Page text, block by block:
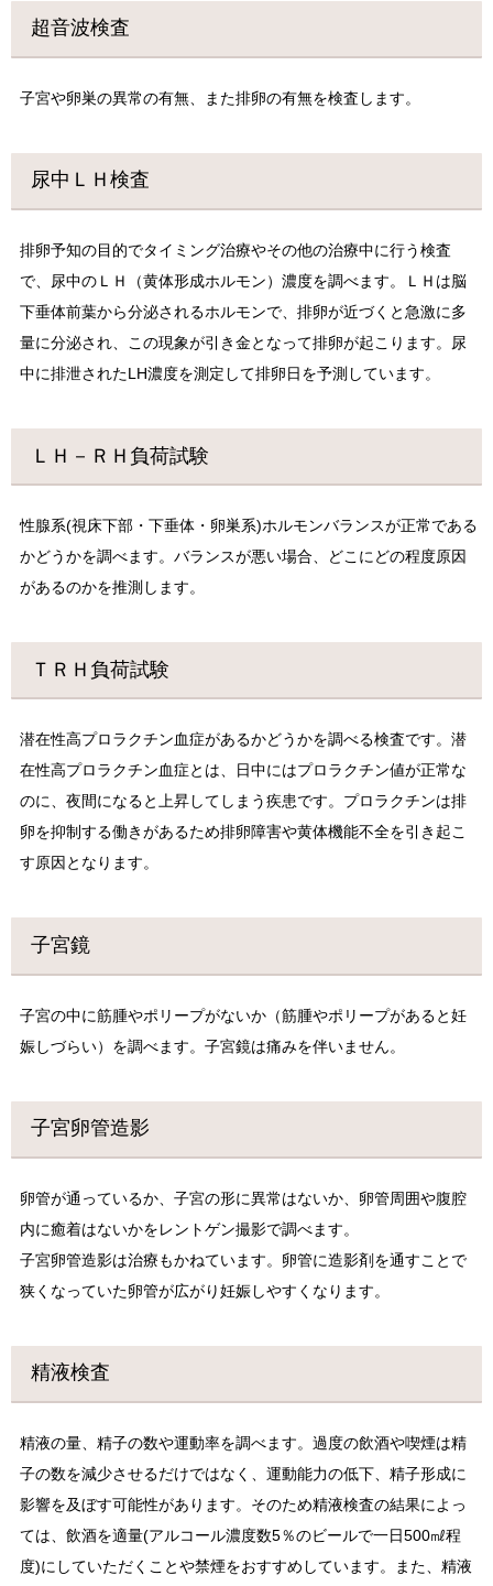
超音波検査
子宮や卵巣の異常の有無、また排卵の有無を検査します。
尿中ＬＨ検査
排卵予知の目的でタイミング治療やその他の治療中に行う検査
で、尿中のＬＨ（黄体形成ホルモン）濃度を調べます。ＬＨは脳
下垂体前葉から分泌されるホルモンで、排卵が近づくと急激に多
量に分泌され、この現象が引き金となって排卵が起こります。尿
中に排泄されたLH濃度を測定して排卵日を予測しています。
ＬＨ－ＲＨ負荷試験
性腺系(視床下部・下垂体・卵巣系)ホルモンバランスが正常である
かどうかを調べます。バランスが悪い場合、どこにどの程度原因
があるのかを推測します。
ＴＲＨ負荷試験
潜在性高プロラクチン血症があるかどうかを調べる検査です。潜
在性高プロラクチン血症とは、日中にはプロラクチン値が正常な
のに、夜間になると上昇してしまう疾患です。プロラクチンは排
卵を抑制する働きがあるため排卵障害や黄体機能不全を引き起こ
す原因となります。
子宮鏡
子宮の中に筋腫やポリープがないか（筋腫やポリープがあると妊
娠しづらい）を調べます。子宮鏡は痛みを伴いません。
子宮卵管造影
卵管が通っているか、子宮の形に異常はないか、卵管周囲や腹腔
内に癒着はないかをレントゲン撮影で調べます。
子宮卵管造影は治療もかねています。卵管に造影剤を通すことで
狭くなっていた卵管が広がり妊娠しやすくなります。
精液検査
精液の量、精子の数や運動率を調べます。過度の飲酒や喫煙は精
子の数を減少させるだけではなく、運動能力の低下、精子形成に
影響を及ぼす可能性があります。そのため精液検査の結果によっ
ては、飲酒を適量(アルコール濃度数5％のビールで一日500㎖程
度)にしていただくことや禁煙をおすすめしています。また、精液